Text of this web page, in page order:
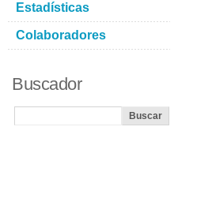
Estadísticas
Colaboradores
Buscador